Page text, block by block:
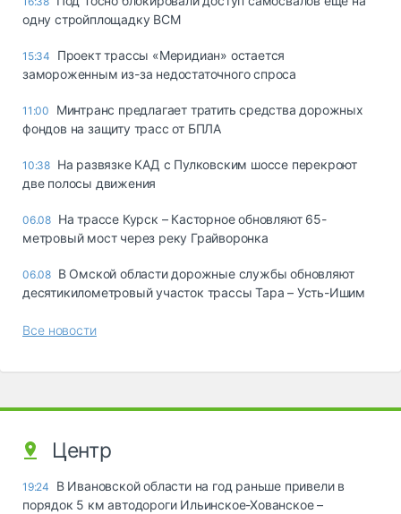
одну стройплощадку ВСМ
15:34
Проект трассы «Меридиан» остается
замороженным из-за недостаточного спроса
11:00
Минтранс предлагает тратить средства дорожных
фондов на защиту трасс от БПЛА
10:38 На развязке КАД с Пулковским шоссе перекроют
две полосы движения
06.08 На трассе Курск – Касторное обновляют 65-
метровый мост через реку Грайворонка
06.08 В Омской области дорожные службы обновляют
десятикилометровый участок трассы Тара – Усть-Ишим
Все новости
Центр
19:24
В Ивановской области на год раньше привели в
порядок 5 км автодороги Ильинское-Хованское –